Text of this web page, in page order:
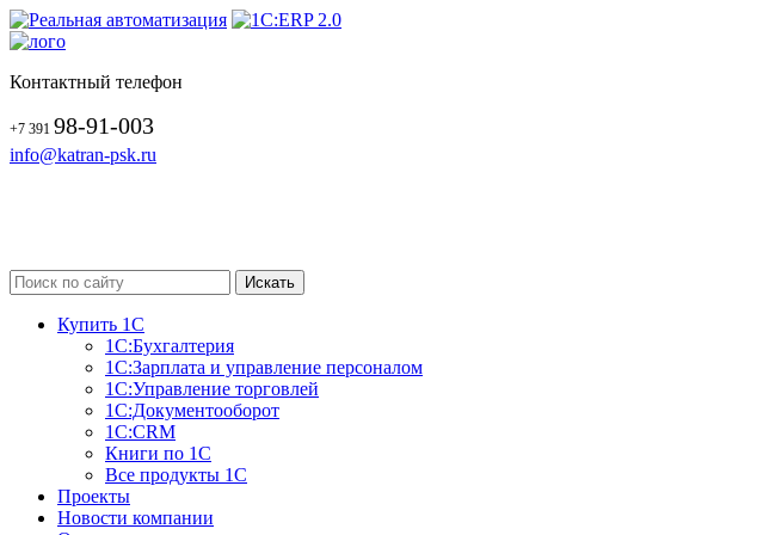
Контактный телефон
+7 391 98-91-003
info@katran-psk.ru
Купить 1С
1С:Бухгалтерия
1С:Зарплата и управление персоналом
1С:Управление торговлей
1С:Документооборот
1С:CRM
Книги по 1С
Все продукты 1С
Проекты
Новости компании